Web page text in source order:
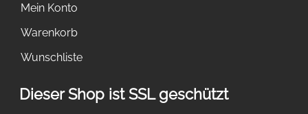
Mein Konto
Warenkorb
Wunschliste
Dieser Shop ist SSL geschützt